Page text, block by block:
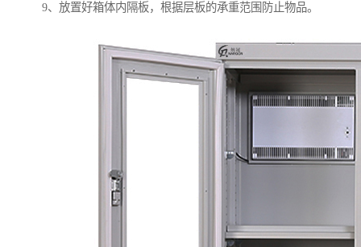
9、放置好箱体内隔板，根据层板的承重范围防止物品。